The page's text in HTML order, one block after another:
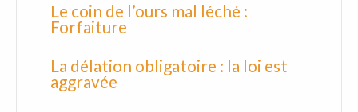
Le coin de l’ours mal léché :
Forfaiture
La délation obligatoire : la loi est
aggravée